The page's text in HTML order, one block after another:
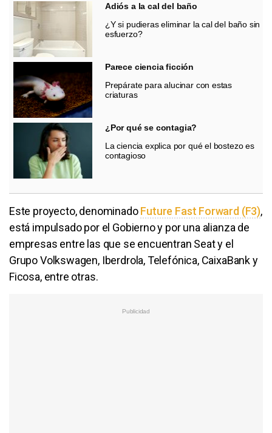
Adiós a la cal del baño
¿Y si pudieras eliminar la cal del baño sin
esfuerzo?
Parece ciencia ficción
Prepárate para alucinar con estas
criaturas
¿Por qué se contagia?
La ciencia explica por qué el bostezo es
contagioso
Este proyecto, denominadoFuture Fast Forward (F3),
está impulsado por el Gobierno y por una alianza de
empresas entre las que se encuentran Seat y el
Grupo Volkswagen, Iberdrola, Telefónica, CaixaBank y
Ficosa, entre otras.